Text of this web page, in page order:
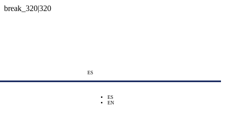
ES
ES
EN